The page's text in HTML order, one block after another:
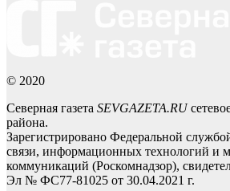
© 2020
Северная газета SEVGAZETA.RU
района.
Зарегистрировано Федеральной
связи, информационных технологий и
коммуникаций (Роскомнадзор),
Эл № ФС77-81025 от 30.04.2021 г.